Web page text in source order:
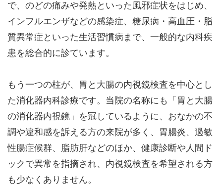
公式HPはこちら
で、のどの痛みや発熱といった風邪症状をはじめ、
インフルエンザなどの感染症、糖尿病・高血圧・脂
質異常症といった生活習慣病まで、一般的な内科疾
患を総合的に診ています。
もう一つの柱が、胃と大腸の内視鏡検査を中心とし
た消化器内科診療です。当院の名称にも「胃と大腸
の消化器内視鏡」を冠しているように、おなかの不
調や違和感を訴える方の来院が多く、胃腸炎、過敏
性腸症候群、脂肪肝などのほか、健康診断や人間ド
ックで異常を指摘され、内視鏡検査を希望される方
も少なくありません。